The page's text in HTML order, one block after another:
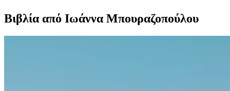
Βιβλία από Ιωάννα Μπουραζοπούλου